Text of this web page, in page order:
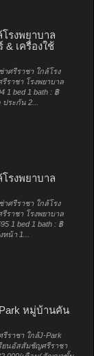
รงพยาบาล
& เครื่องใช้
าศรีราชา ใกล้โรง
ราชา โรงพยาบาล
1 bed 1 bath : ฿
ระกัน 2...
รงพยาบาล
าศรีราชา ใกล้โรง
ราชา โรงพยาบาล
1 bed 1 bath : ฿
น้า 1...
หมู่บ้านคัน
รีราชา ใกล้J-Park
ยนอัสสัมชัญศรีราชา